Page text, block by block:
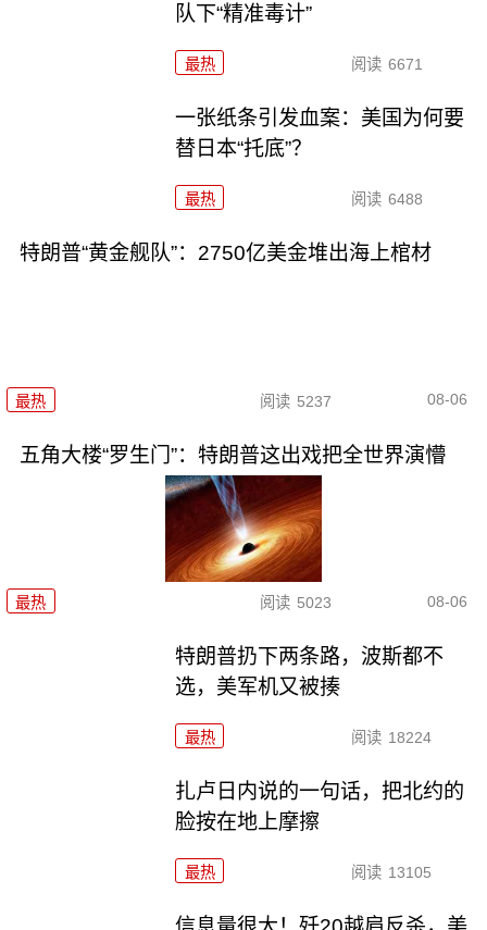
队下“精准毒计”
最热 阅读 6671
一张纸条引发血案：美国为何要
替日本“托底”？
最热 阅读 6488
特朗普“黄金舰队”：2750亿美金堆出海上棺材
最热 阅读 5237 08-06
五角大楼“罗生门”：特朗普这出戏把全世界演懵
最热 阅读 5023 08-06
特朗普扔下两条路，波斯都不
选，美军机又被揍
最热 阅读 18224
扎卢日内说的一句话，把北约的
脸按在地上摩擦
最热 阅读 13105